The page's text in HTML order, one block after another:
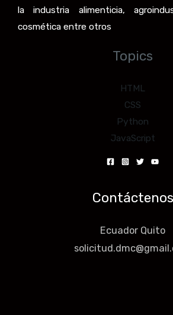
la industria alimenticia,
cosmética entre otros
Topics
HTML
CSS
Python
JavaScript
Contáctenos
Ecuador Quito